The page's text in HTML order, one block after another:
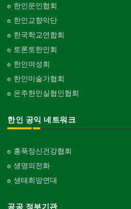
한인문인협회
한인교향악단
한국학교연합회
토론토한인회
한인여성회
한인미술가협회
온주한인실협인협회
한인 공익 네트워크
홍푹정신건강협회
생명의전화
생태희망연대
공공 정부기관